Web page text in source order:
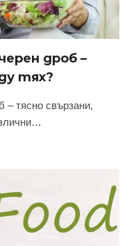
дроб –
тях?
– тясно свързани,